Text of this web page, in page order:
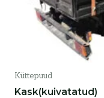
Küttepuud
Kask(kuivatatud)